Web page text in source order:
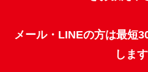
メール・LINEの方は最短
します